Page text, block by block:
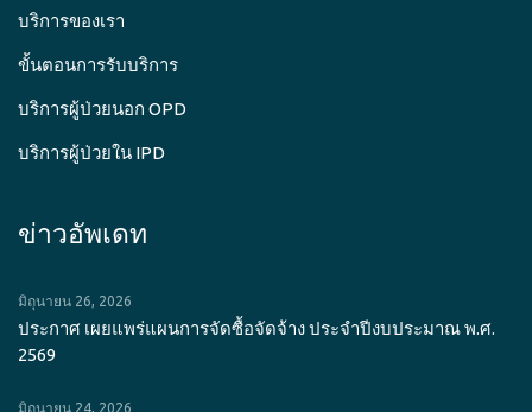
บริการของเรา
ขั้นตอนการรับบริการ
บริการผู้ป่วยนอก OPD
บริการผู้ป่วยใน IPD
ข่าวอัพเดท
มิถุนายน 26, 2026
ประกาศ เผยแพร่แผนการจัดซื้อจัดจ้าง ประจำปีงบประมาณ พ.ศ.
2569
มิถุนายน 24, 2026